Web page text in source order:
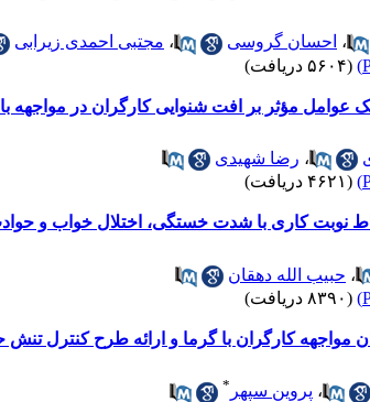
، احسان گروسی ، مجتبی احمدی زیرابی
(۵۶۰۴ دریافت)
عوامل مؤثر بر افت شنوایی کارگران در
، رضا شهیدی
(۴۶۲۱ دریافت)
نوبت کاری با شدت خستگی، اختلال خواب و
، حبیب الله دهقان
(۸۳۹۰ دریافت)
مواجهه کارگران با گرما و ارائه طرح کنترل
، پروین سپهر *